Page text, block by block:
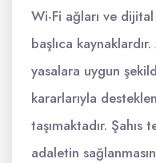
Wi-Fi ağları ve
başlıca
yasalara uygun
kararlarıyla
taşımaktadır.
adaletin